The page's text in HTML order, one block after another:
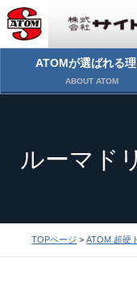
ATOMが選ばれる
ABOUT ATOM
ルーマド
TOPページ >ATOM 超硬